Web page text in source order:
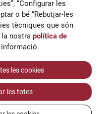
de Privacitat
“Configurar les
o bé “Rebutjar-les
tècniques que són
la nostra política de
les cookies
les totes